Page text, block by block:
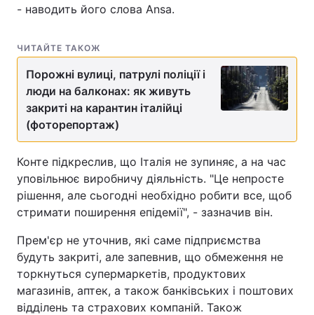
Тема оформлення
- наводить його слова Ansa.
ЧИТАЙТЕ ТАКОЖ
Порожні вулиці, патрулі поліції і
люди на балконах: як живуть
закриті на карантин італійці
(фоторепортаж)
Конте підкреслив, що Італія не зупиняє, а на час
уповільнює виробничу діяльність. "Це непросте
рішення, але сьогодні необхідно робити все, щоб
стримати поширення епідемії", - зазначив він.
Прем'єр не уточнив, які саме підприємства
будуть закриті, але запевнив, що обмеження не
торкнуться супермаркетів, продуктових
магазинів, аптек, а також банківських і поштових
відділень та страхових компаній. Також